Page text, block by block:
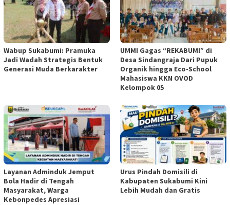
Wabup Sukabumi: Pramuka
Jadi Wadah Strategis Bentuk
Generasi Muda Berkarakter
UMMI Gagas “REKABUMI” di
Desa Sindangraja Dari Pupuk
Organik hingga Eco-School
Mahasiswa KKN OVOD
Kelompok 05
Layanan Adminduk Jemput
Bola Hadir di Tengah
Masyarakat, Warga
Kebonpedes Apresiasi
Urus Pindah Domisili di
Kabupaten Sukabumi Kini
Lebih Mudah dan Gratis